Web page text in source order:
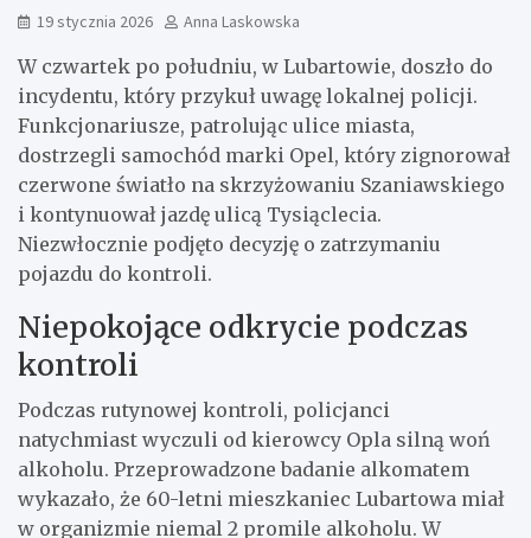
19 stycznia 2026 Anna Laskowska
W czwartek po południu, w Lubartowie, doszło do
incydentu, który przykuł uwagę lokalnej policji.
Funkcjonariusze, patrolując ulice miasta,
dostrzegli samochód marki Opel, który zignorował
czerwone światło na skrzyżowaniu Szaniawskiego
i kontynuował jazdę ulicą Tysiąclecia.
Niezwłocznie podjęto decyzję o zatrzymaniu
pojazdu do kontroli.
Niepokojące odkrycie podczas
kontroli
Podczas rutynowej kontroli, policjanci
natychmiast wyczuli od kierowcy Opla silną woń
alkoholu. Przeprowadzone badanie alkomatem
wykazało, że 60-letni mieszkaniec Lubartowa miał
w organizmie niemal 2 promile alkoholu. W